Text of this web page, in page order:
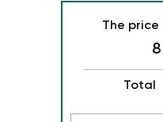
The
Total